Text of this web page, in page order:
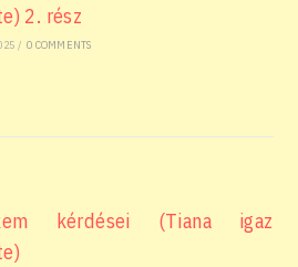
2. rész
/ 0 COMMENTS
kérdései (Tiana igaz